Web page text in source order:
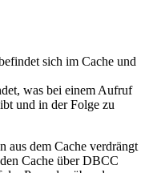
sich im Cache und
was bei einem Aufruf
und in der Folge zu
aus dem Cache verdrängt
Cache über DBCC